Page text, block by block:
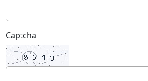
Captcha